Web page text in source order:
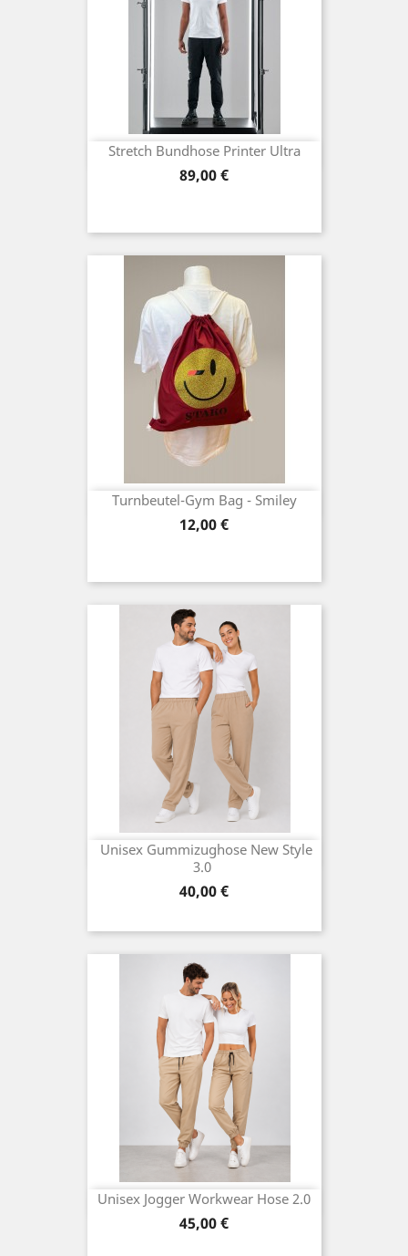
Stretch Bundhose Printer Ultra
Preis
89,00 €
Turnbeutel-Gym Bag - Smiley
Preis
12,00 €
Unisex Gummizughose New Style
3.0
Preis
40,00 €
Unisex Jogger Workwear Hose 2.0
Preis
45,00 €